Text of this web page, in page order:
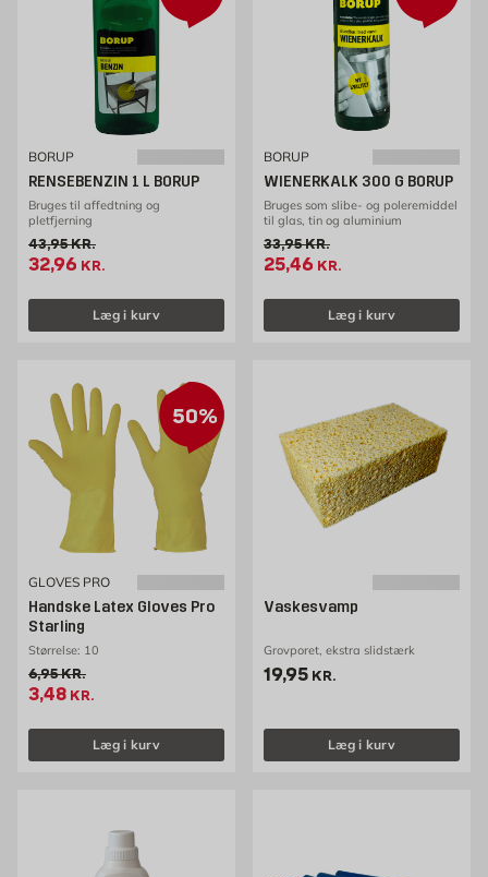
BORUP
RENSEBENZIN 1 L BORUP
Bruges til affedtning og
pletfjerning
Gammel pris 43.95 kr. /stk
43,95KR.
Tilbudspris 32.96 kr. /stk
32,96 KR.
Læg i kurv
BORUP
WIENERKALK 300 G BORUP
Bruges som slibe- og poleremiddel
til glas, tin og aluminium
Gammel pris 33.95 kr. /stk
33,95KR.
Tilbudspris 25.46 kr. /stk
25,46 KR.
Læg i kurv
50%
GLOVES PRO
Handske Latex Gloves Pro
Starling
Størrelse: 10
Gammel pris 6.95 kr. /stk
6,95KR.
Tilbudspris 3.48 kr. /stk
3,48 KR.
Læg i kurv
Vaskesvamp
Grovporet, ekstra slidstærk
Pris 19.95 kr. /stk
19,95 KR.
Læg i kurv